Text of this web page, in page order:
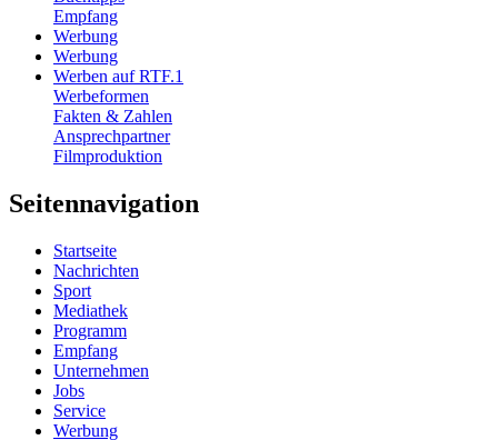
Empfang
Werbung
Werbung
Werben auf RTF.1
Werbeformen
Fakten & Zahlen
Ansprechpartner
Filmproduktion
Seitennavigation
Startseite
Nachrichten
Sport
Mediathek
Programm
Empfang
Unternehmen
Jobs
Service
Werbung